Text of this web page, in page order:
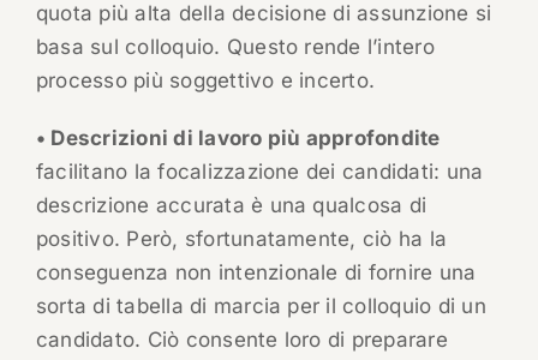
quota più alta della decisione di assunzione si
basa sul colloquio. Questo rende l’intero
processo più soggettivo e incerto.
• Descrizioni di lavoro più approfondite
facilitano la focalizzazione dei candidati: una
descrizione accurata è una qualcosa di
positivo. Però, sfortunatamente, ciò ha la
conseguenza non intenzionale di fornire una
sorta di tabella di marcia per il colloquio di un
candidato. Ciò consente loro di preparare